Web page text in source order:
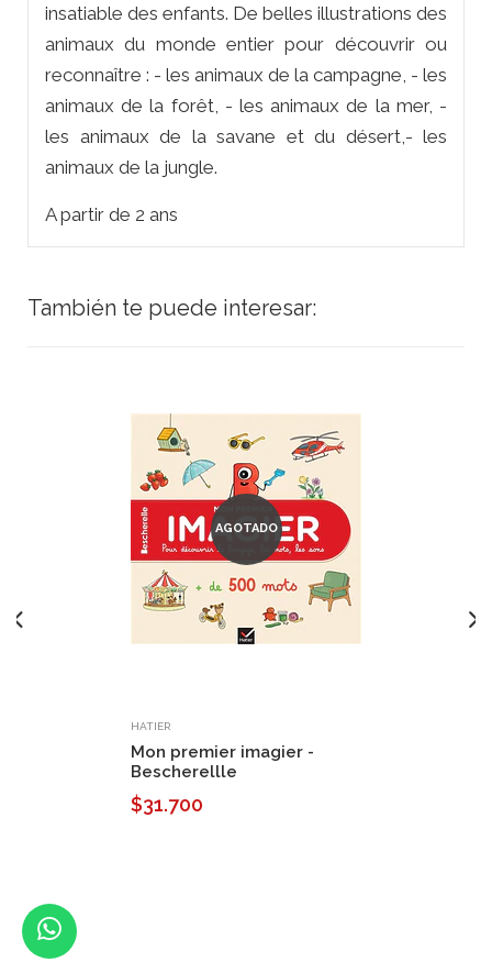
insatiable des enfants. De belles illustrations des
animaux du monde entier pour découvrir ou
reconnaître : - les animaux de la campagne, - les
animaux de la forêt, - les animaux de la mer, -
les animaux de la savane et du désert,- les
animaux de la jungle.
A partir de 2 ans
También te puede interesar:
AGOTADO
HATIER
Mon premier imagier -
Bescherellle
$31.700